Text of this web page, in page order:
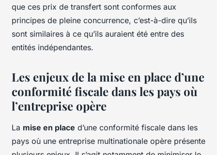
que ces prix de transfert sont conformes aux
principes de pleine concurrence, c’est-à-dire qu’ils
sont similaires à ce qu’ils auraient été entre des
entités indépendantes.
Les enjeux de la mise en place d’une
conformité fiscale dans les pays où
l’entreprise opère
La mise en place d’une conformité fiscale dans les
pays où une entreprise multinationale opère présente